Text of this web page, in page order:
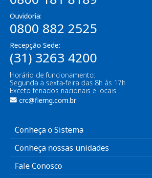
Ouvidoria:
0800 882 2525
Recepção Sede:
(31) 3263 4200
Horário de funcionamento:
Segunda a sexta-feira das 8h às 17h
Exceto feriados nacionais e locais.
crc@fiemg.com.br
Conheça o Sistema
Conheça nossas unidades
Fale Conosco